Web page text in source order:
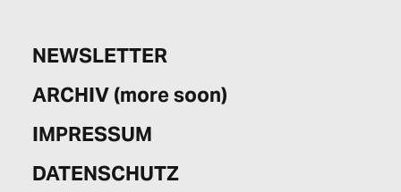
NEWSLETTER
ARCHIV (more soon)
IMPRESSUM
DATENSCHUTZ